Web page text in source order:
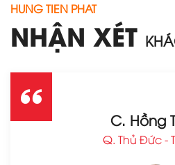
HUNG TIEN PHAT
NHẬN XÉT
C. Hồng
Q. Thủ Đức -